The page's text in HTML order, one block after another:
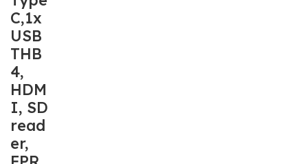
C,1x
USB
THB
4,
HDM
I, SD
read
er,